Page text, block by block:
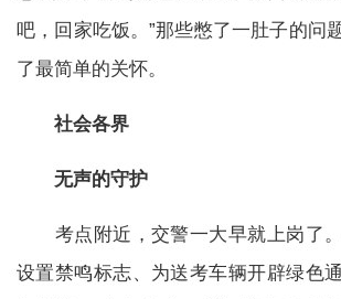
吧，回家吃饭。”那些憋了一肚子的问
了最简单的关怀。
社会各界
无声的守护
考点附近，交警一大早就上岗了。
设置禁鸣标志、为送考车辆开辟绿色